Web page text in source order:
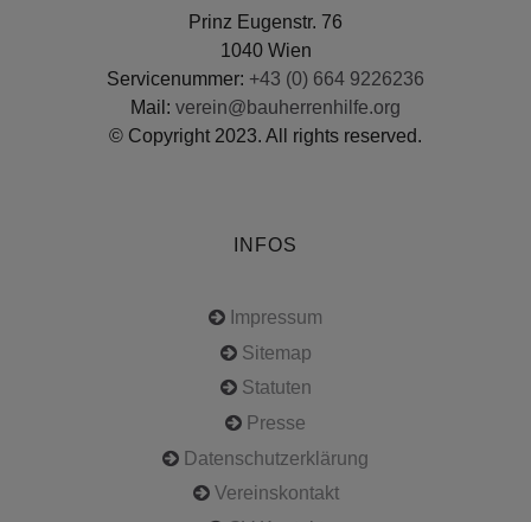
Prinz Eugenstr. 76
1040 Wien
Servicenummer: +43 (0) 664 9226236
Mail: verein@bauherrenhilfe.org
© Copyright 2023. All rights reserved.
INFOS
Impressum
Sitemap
Statuten
Presse
Datenschutzerklärung
Vereinskontakt